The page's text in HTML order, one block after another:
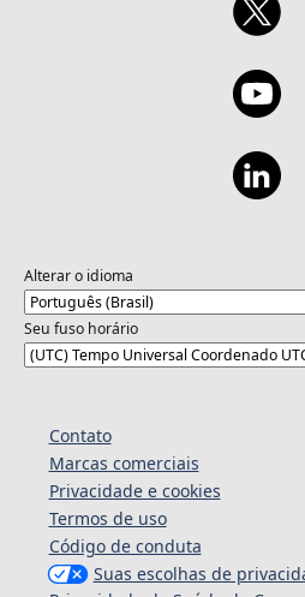
Alterar o idioma
Seu fuso horário
Contato
Marcas comerciais
Privacidade e cookies
Termos de uso
Código de conduta
Suas escolhas de